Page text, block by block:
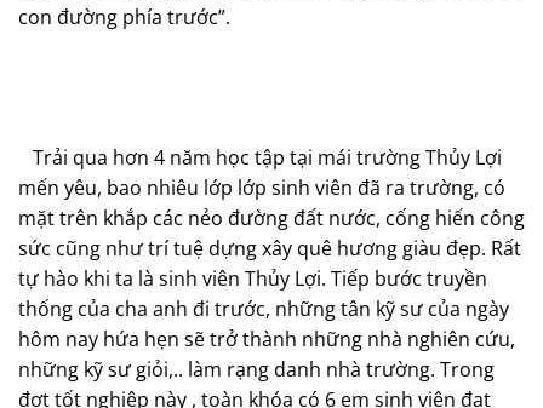
con đường phía trước”.
Trải qua hơn 4 năm học tập tại mái trường Thủy Lợi
mến yêu, bao nhiêu lớp lớp sinh viên đã ra trường, có
mặt trên khắp các nẻo đường đất nước, cống hiến công
sức cũng như trí tuệ dựng xây quê hương giàu đẹp. Rất
tự hào khi ta là sinh viên Thủy Lợi. Tiếp bước truyền
thống của cha anh đi trước, những tân kỹ sư của ngày
hôm nay hứa hẹn sẽ trở thành những nhà nghiên cứu,
những kỹ sư giỏi,.. làm rạng danh nhà trường. Trong
đợt tốt nghiệp này , toàn khóa có 6 em sinh viên đạt